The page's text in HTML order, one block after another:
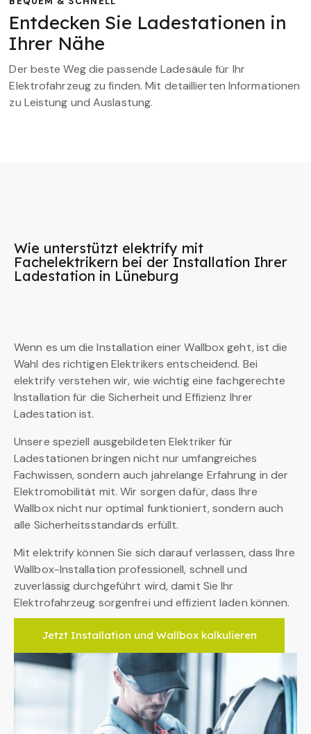
Entdecken Sie Ladestationen in
Ihrer Nähe
Der beste Weg die passende Ladesäule für Ihr
Elektrofahrzeug zu finden. Mit detaillierten Informationen
zu Leistung und Auslastung.
Wie unterstützt elektrify mit
Fachelektrikern bei der Installation Ihrer
Ladestation in Lüneburg
Wenn es um die Installation einer Wallbox geht, ist die
Wahl des richtigen Elektrikers entscheidend. Bei
elektrify verstehen wir, wie wichtig eine fachgerechte
Installation für die Sicherheit und Effizienz Ihrer
Ladestation ist.
Unsere speziell ausgebildeten Elektriker für
Ladestationen bringen nicht nur umfangreiches
Fachwissen, sondern auch jahrelange Erfahrung in der
Elektromobilität mit. Wir sorgen dafür, dass Ihre
Wallbox nicht nur optimal funktioniert, sondern auch
alle Sicherheitsstandards erfüllt.
Mit elektrify können Sie sich darauf verlassen, dass Ihre
Wallbox-Installation professionell, schnell und
zuverlässig durchgeführt wird, damit Sie Ihr
Elektrofahrzeug sorgenfrei und effizient laden können.
Jetzt Installation und Wallbox kalkulieren